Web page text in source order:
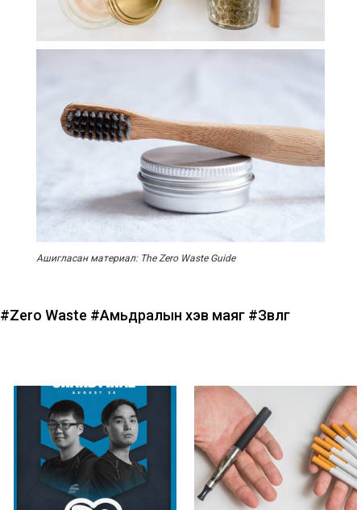
Ашигласан материал: The Zero Waste Guide
#Zero Waste #Амьдралын хэв маяг #Зөвлөгөө